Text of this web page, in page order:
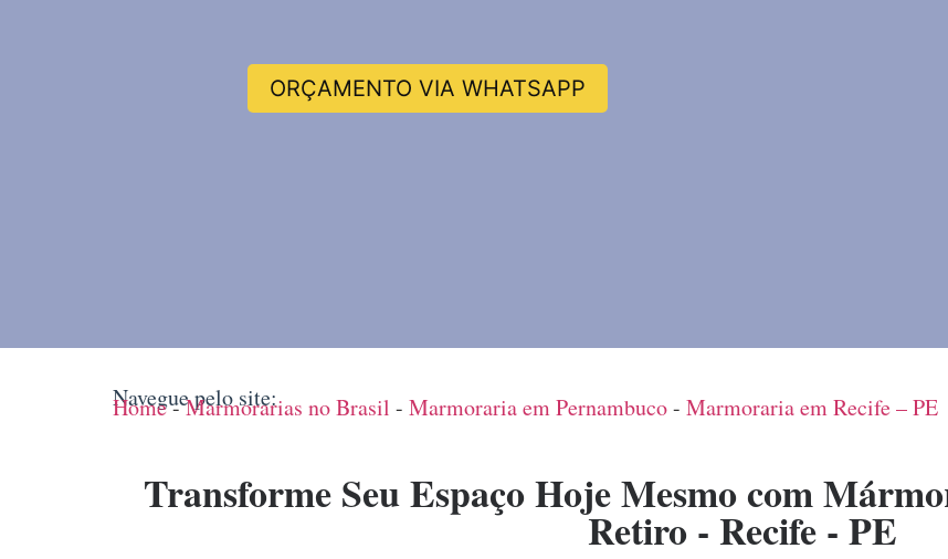
ORÇAMENTO VIA WHATSAPP
Navegue pelo site:
Home-Marmorarias no Brasil - Marmoraria em Pernambuco- Marmoraria em Recife – PE
Transforme Seu Espaço Hoje Mesmo com
Retiro - Recife - PE